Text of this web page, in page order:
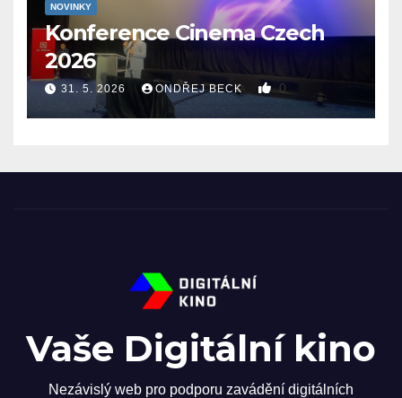
NOVINKY
Konference Cinema Czech
2026
31. 5. 2026 ONDŘEJ BECK 0
Vaše Digitální kino
Nezávislý web pro podporu zavádění digitálních